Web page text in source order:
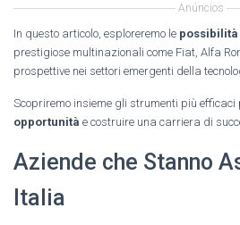
Anúncios
In questo articolo, esploreremo le
prestigiose multinazionali come Fiat, Alfa
prospettive nei settori emergenti della
Scopriremo insieme gli strumenti più efficaci
opportunità e costruire una carriera di
Aziende che Stanno
Italia